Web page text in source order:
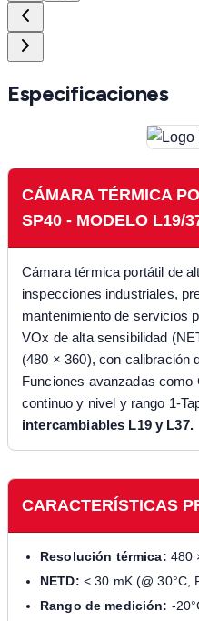
Especificaciones
CÁMARA TÉRMICA
SP40 - MODELO L19/
Cámara térmica portátil de
inspecciones industriales,
mantenimiento de servicios
VOx de alta sensibilidad
(480 × 360), con calibración
Funciones avanzadas como
continuo y nivel y rango 1-
intercambiables L19 y L37.
CARACTERÍSTICAS
Resolución térmica: 480
NETD: < 30 mK (@ 30°C,
Rango de medición: -